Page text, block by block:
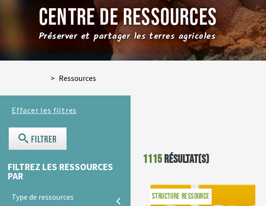
CENTRE DE RESSOURCES
Préserver et partager les terres agricoles
> Ressources
Filtrer
FILTREZ LES RESSOURCES
PAR
Type de ressources
1115résultat(s)
STRUCTURE RESSOURCE